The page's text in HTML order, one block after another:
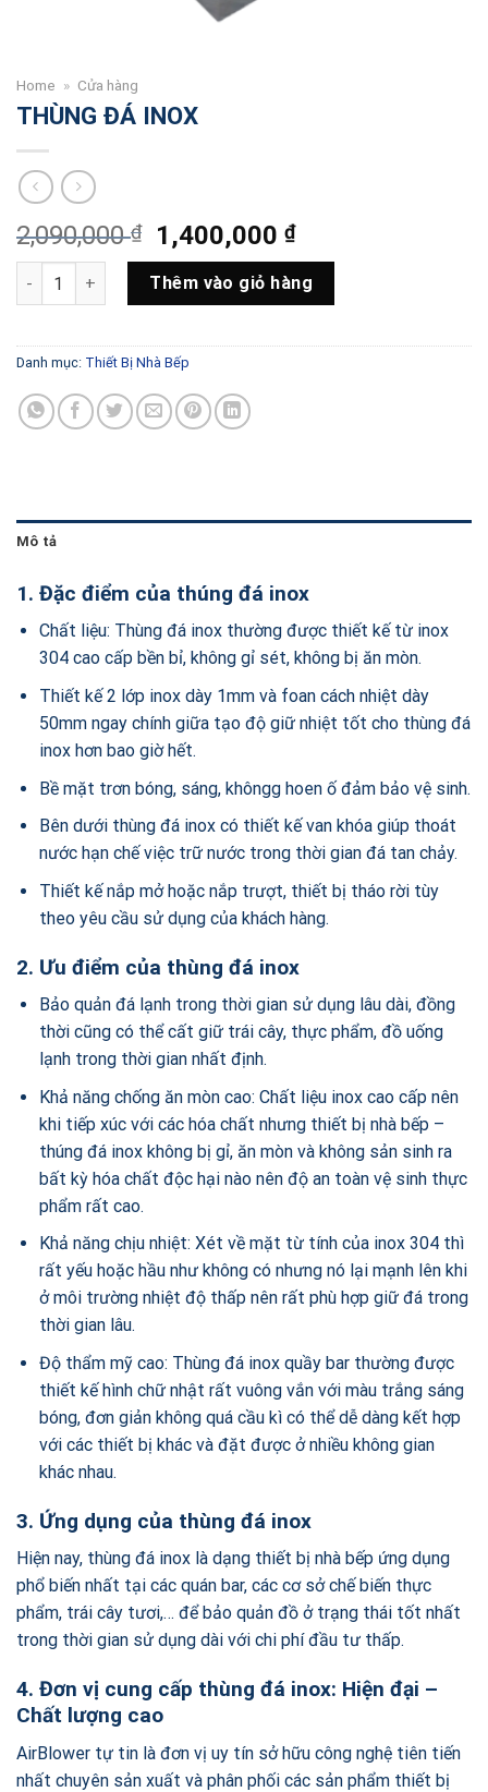
Home » Cửa hàng
THÙNG ĐÁ INOX
2,090,000₫
Giá
gốc
là:
2,090,000 ₫.
1,400,000₫Giá
hiện
tại
là:
1,400,000 ₫.
THÙNG ĐÁ INOX số lượngThêm vào giỏ hàng
Danh mục: Thiết Bị Nhà Bếp
Mô tả
1. Đặc điểm của thúng đá inox
Chất liệu: Thùng đá inox thường được thiết kế từ inox
304 cao cấp bền bỉ, không gỉ sét, không bị ăn mòn.
Thiết kế 2 lớp inox dày 1mm và foan cách nhiệt dày
50mm ngay chính giữa tạo độ giữ nhiệt tốt cho thùng đá
inox hơn bao giờ hết.
Bề mặt trơn bóng, sáng, khôngg hoen ố đảm bảo vệ sinh.
Bên dưới thùng đá inox có thiết kế van khóa giúp thoát
nước hạn chế việc trữ nước trong thời gian đá tan chảy.
Thiết kế nắp mở hoặc nắp trượt, thiết bị tháo rời tùy
theo yêu cầu sử dụng của khách hàng.
2. Ưu điểm của thùng đá inox
Bảo quản đá lạnh trong thời gian sử dụng lâu dài, đồng
thời cũng có thể cất giữ trái cây, thực phẩm, đồ uống
lạnh trong thời gian nhất định.
Khả năng chống ăn mòn cao: Chất liệu inox cao cấp nên
khi tiếp xúc với các hóa chất nhưng thiết bị nhà bếp –
thúng đá inox không bị gỉ, ăn mòn và không sản sinh ra
bất kỳ hóa chất độc hại nào nên độ an toàn vệ sinh thực
phẩm rất cao.
Khả năng chịu nhiệt: Xét về mặt từ tính của inox 304 thì
rất yếu hoặc hầu như không có nhưng nó lại mạnh lên khi
ở môi trường nhiệt độ thấp nên rất phù hợp giữ đá trong
thời gian lâu.
Độ thẩm mỹ cao: Thùng đá inox quầy bar thường được
thiết kế hình chữ nhật rất vuông vắn với màu trắng sáng
bóng, đơn giản không quá cầu kì có thể dễ dàng kết hợp
với các thiết bị khác và đặt được ở nhiều không gian
khác nhau.
3. Ứng dụng của thùng đá inox
Hiện nay, thùng đá inox là dạng thiết bị nhà bếp ứng dụng
phổ biến nhất tại các quán bar, các cơ sở chế biến thực
phẩm, trái cây tươi,… để bảo quản đồ ở trạng thái tốt nhất
trong thời gian sử dụng dài với chi phí đầu tư thấp.
4. Đơn vị cung cấp thùng đá inox: Hiện đại –
Chất lượng cao
AirBlower tự tin là đơn vị uy tín sở hữu công nghệ tiên tiến
nhất chuyên sản xuất và phân phối các sản phẩm thiết bị